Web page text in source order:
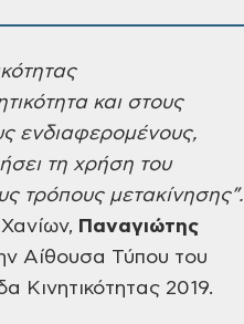
και στους
ενδιαφερομένους,
τη χρήση του
τρόπουςμετακίνησης”.
Παναγιώτης
Αίθουσα Τύπου του
Κινητικότητας 2019.